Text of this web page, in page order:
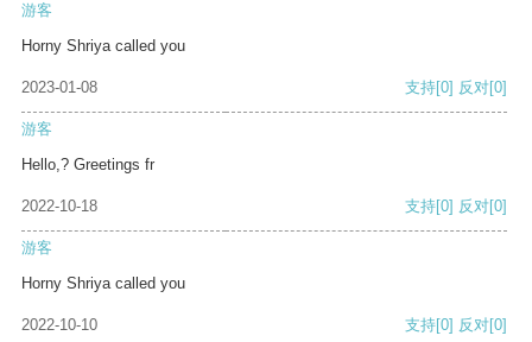
游客
Horny Shriya called you
2023-01-08 支持[0] 反对[0]
游客
Hello,? Greetings fr
2022-10-18 支持[0] 反对[0]
游客
Horny Shriya called you
2022-10-10 支持[0] 反对[0]